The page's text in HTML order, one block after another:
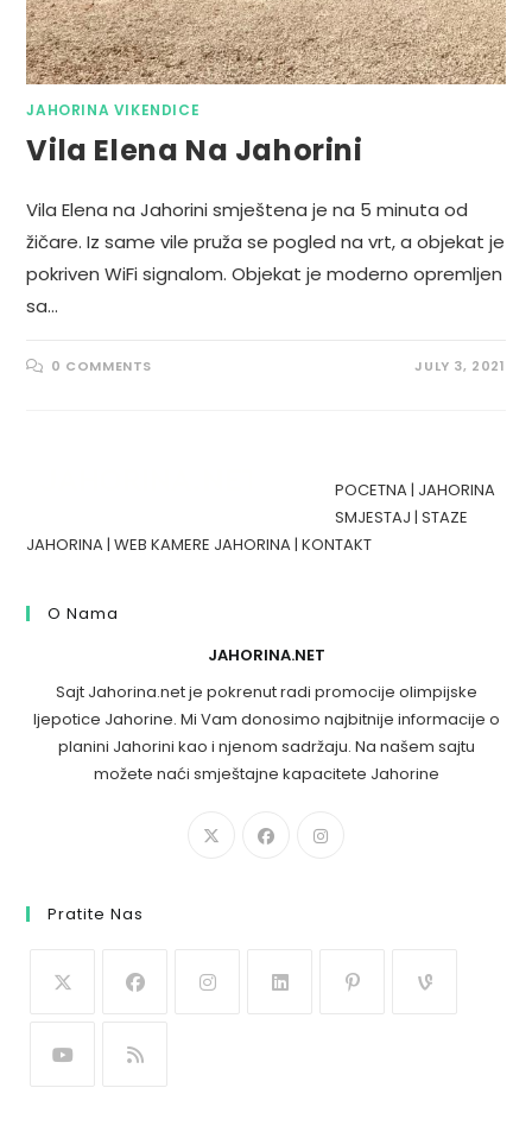
JAHORINA VIKENDICE
Vila Elena Na Jahorini
Vila Elena na Jahorini smještena je na 5 minuta od
žičare. Iz same vile pruža se pogled na vrt, a objekat je
pokriven WiFi signalom. Objekat je moderno opremljen
sa…
0 COMMENTS JULY 3, 2021
POCETNA| JAHORINA
SMJESTAJ |STAZE
JAHORINA|WEB KAMERE JAHORINA|KONTAKT
O Nama
JAHORINA.NET
Sajt Jahorina.net je pokrenut radi promocije olimpijske
ljepotice Jahorine. Mi Vam donosimo najbitnije informacije o
planini Jahorini kao i njenom sadržaju. Na našem sajtu
možete naći smještajne kapacitete Jahorine
Pratite Nas